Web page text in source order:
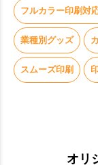
フルカラー印刷対
業種別グッズ
スムーズ印刷
オリ